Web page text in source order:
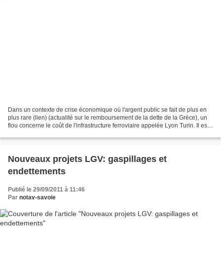
Dans un contexte de crise économique où l'argent public se fait de plus en
plus rare (lien) (actualité sur le remboursement de la dette de la Grèce), un
flou concerne le coût de l'infrastructure ferroviaire appelée Lyon Turin. Il est
Nouveaux projets LGV: gaspillages et
endettements
Publié le 29/09/2011 à 11:46
Par notav-savoie